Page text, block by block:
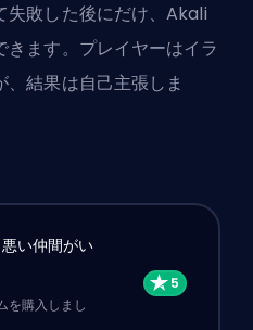
失敗した後にだけ、Akali
ます。プレイヤーはイラ
結果は自己主張しま
い仲間がい
を購入しまし